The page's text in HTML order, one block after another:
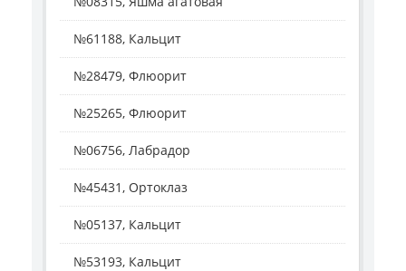
№61188, Кальцит
№28479, Флюорит
№25265, Флюорит
№06756, Лабрадор
№45431, Ортоклаз
№05137, Кальцит
№53193, Кальцит